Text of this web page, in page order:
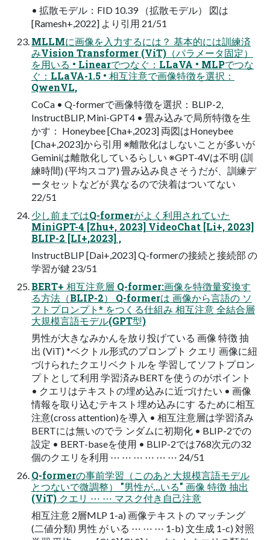
• 拡散モデル：FID 10.39 （拡散モデル） 図は
[Ramesh+,2022] より引用 21/51
MLLMに画像を入力するには？ 基本的には訓練済
みVision Transformer (ViT)（パラメータ固定）
を用いる • Linearでつなぐ：LLaVA • MLPでつな
ぐ：LLaVA-1.5 • 相互注意で画像特徴を選択：
QwenVL,
CoCa • Q-formerで画像特徴を選択：BLIP-2,
InstructBLIP, Mini-GPT4 • 畳み込みで局所特徴を生
かす： Honeybee [Cha+,2023] 両図はHoneybee
[Cha+,2023]から引用 ※離散化はしないことが多いが
Geminiは離散化しているらしい ※GPT-4Vは不明 (訓
練時間) (平均スコア) 畳み込み良さそうだが、訓練デ
ータセットなどが 異なるので決着はついてない
22/51
少し前まではQ-formerがよく利用されていた
MiniGPT-4 [Zhu+, 2023] VideoChat [Li+, 2023]
BLIP-2 [LI+,2023] ,
InstructBLIP [Dai+,2023] Q-formerの接続と接続部 の
学習が鍵 23/51
BERT+ 相互注意層 Q-former:画像を特徴量変換す
る方法（BLIP-2） Q-formerは 画像から言語の ソ
フトプロンプト* をつくる仕組み 相互注意 全結合層
大規模言語モデル(GPT型)
男性が大きなみかんを放り投げている 画像 特徴 抽
出 (ViT) *ベクトル形式のプロンプト クエリ 画像に紐
づけられたクエリベクトルを 学習してソフトプロン
プトとして利用 学習済みBERTを使うのがポイント
• クエリはテキストの埋め込みに近づけたい • 画像
情報を取り込むテキスト埋め込みにす るために相互
注意(cross attention)を導入 • 相互注意層は学習済み
BERTには無いのでラ ンダムに初期化 • BLIP-2での
設定 • BERT-baseを使用 • BLIP-2では768次元の32
個のクエリを利用 ⋯ ⋯ ⋯ ⋯ ⋯ ⋯ 24/51
Q-formerの事前学習（このあと大規模言語モデル
とつないで微調整） "男性が...いる" 画像 特徴 抽出
(ViT) クエリ ⋯ ⋯ マスク付き自己注意
相互注意 2層MLP 1-a) 画像テキストの マッチング
(二値分類) 男性 が いる ⋯ ⋯ ⋯ 1-b) 文生成 1-c) 対照